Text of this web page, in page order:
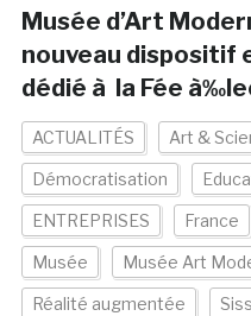
Musée d’Art
nouveau dispositif
dédié à la Fée
ACTUALITÉS Art &
Démocratisation
ENTREPRISES France
Musée Musée Art
Réalité augmentée